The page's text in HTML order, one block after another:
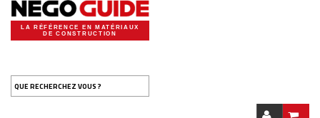
LA RÉFÉRENCE EN MATÉRIAUX
DE CONSTRUCTION
QUE RECHERCHEZ VOUS ?